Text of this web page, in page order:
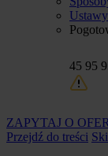
45 95
ZAPYTAJ O
Przejdź do treści